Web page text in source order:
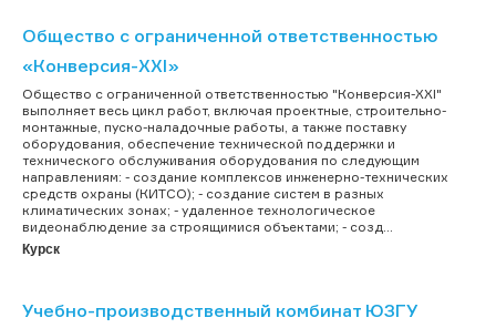
Общество с ограниченной ответственностью
«Конверсия-XXI»
Общество с ограниченной ответственностью "Конверсия-XXI"
выполняет весь цикл работ, включая проектные, строительно-
монтажные, пуско-наладочные работы, а также поставку
оборудования, обеспечение технической поддержки и
технического обслуживания оборудования по следующим
направлениям: - создание комплексов инженерно-технических
средств охраны (КИТСО); - создание систем в разных
климатических зонах; - удаленное технологическое
видеонаблюдение за строящимися объектами; - созд...
Курск
Учебно-производственный комбинат ЮЗГУ